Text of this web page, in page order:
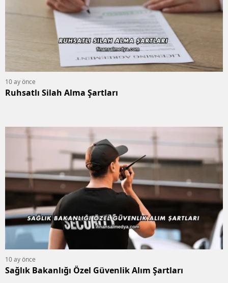
10 ay önce
Ruhsatlı Silah Alma Şartları
10 ay önce
Sağlık Bakanlığı Özel Güvenlik Alım Şartları